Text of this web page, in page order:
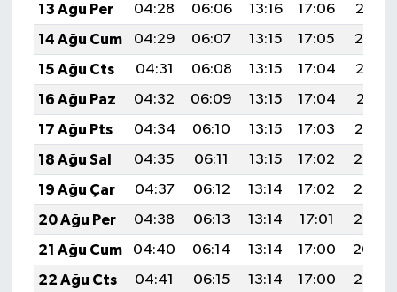
13 Ağu Per
04:28 06:06 13:16 17:06
20:15
14 Ağu Cum
04:29 06:07 13:15 17:05
20:14
15 Ağu Cts
04:31 06:08 13:15 17:04
20:12
16 Ağu Paz
04:32 06:09 13:15 17:04
20:11
17 Ağu Pts
04:34 06:10 13:15 17:03
20:10
18 Ağu Sal
04:35 06:11 13:15 17:02
20:08
19 Ağu Çar
04:37 06:12 13:14 17:02
20:07
20 Ağu Per
04:38 06:13 13:14 17:01
20:05
21 Ağu Cum
04:40 06:14 13:14 17:00
20:04
22 Ağu Cts
04:41 06:15 13:14 17:00
20:02